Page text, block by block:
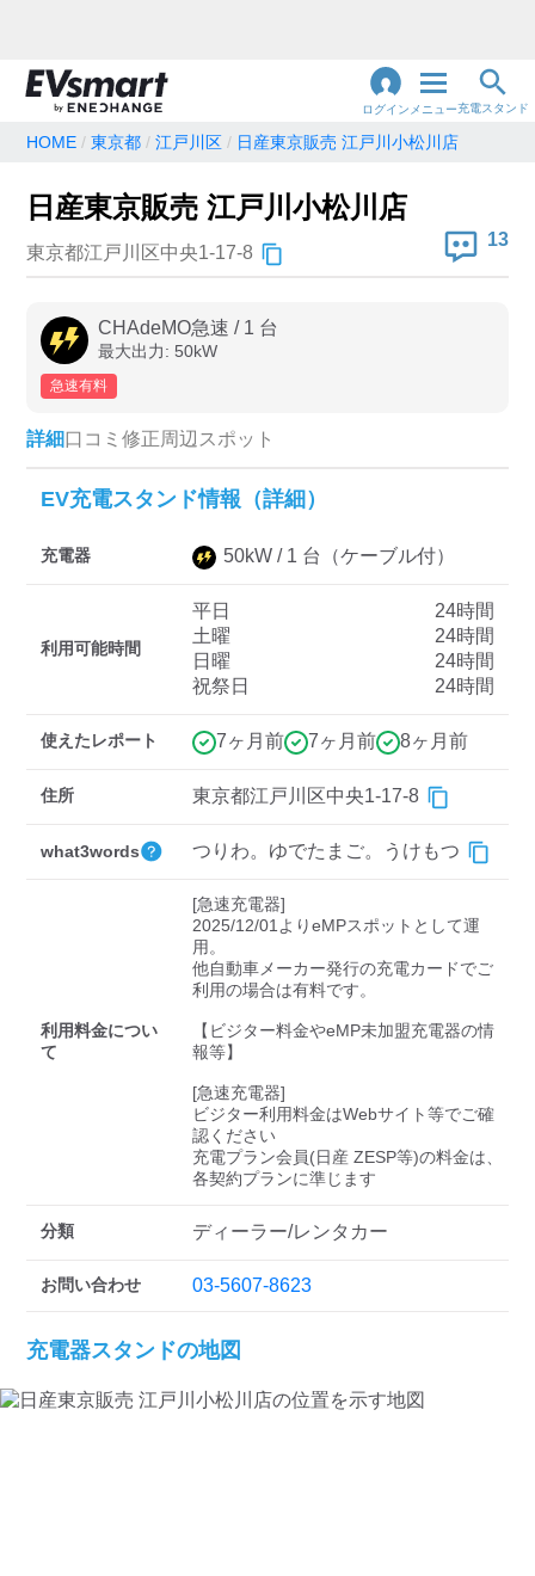
ログイン メニュー充電スタンド
地名・観光スポット・住所で検索
充電器の種類
急速充電器のみ表示
高速道路上のみ表示
認証システム
三菱ディーラーを表示
日産ディーラーを表示
示
充電器の出力
中速-20kW-以上
HOME 東京都 江戸川区 日産東京販売 江戸川小松川店
日産東京販売 江戸川小松川店
東京都江戸川区中央1-17-8
13
CHAdeMO急速 / 1 台
最大出力: 50kW
急速有料
詳細口コミ 修正周辺スポット
EV充電スタンド情報（詳細）
充電器 50kW / 1 台 （ケーブル付）
利用可能時間
平日
24時間
土曜
24時間
日曜
24時間
祝祭日
24時間
使えたレポート 7ヶ月前 7ヶ月前 8ヶ月前
住所 東京都江戸川区中央1-17-8
what3words つりわ。ゆでたまご。うけもつ
利用料金につい
て
[急速充電器]
2025/12/01よりeMPスポットとして運
用。
他自動車メーカー発行の充電カードでご
利用の場合は有料です。
【ビジター料金やeMP未加盟充電器の情
報等】
[急速充電器]
ビジター利用料金はWebサイト等でご確
認ください
充電プラン会員(日産 ZESP等)の料金は、
各契約プランに準じます
分類 ディーラー/レンタカー
お問い合わせ 03-5607-8623
充電器スタンドの地図